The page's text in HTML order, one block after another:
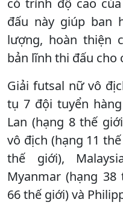
có trình độ cao
đấu này giúp ban
lượng, hoàn thiện
bản lĩnh thi đấu cho
Giải futsal nữ vô
tụ 7 đội tuyển
Lan (hạng 8 thế
vô địch (hạng 11
thế giới),
Myanmar (hạng
66 thế giới) và